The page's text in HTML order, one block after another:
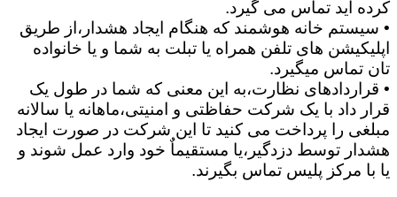
کرده اید تماس می گیرد.
• سیستم خانه هوشمند که هنگام ایجاد هشدار،از طریق
اپلیکیشن های تلفن همراه یا تبلت به شما و یا خانواده
تان تماس میگیرد.
• قراردادهای نظارت،به این معنی که شما در طول یک
قرار داد با یک شرکت حفاظتی و امنیتی،ماهانه یا سالانه
مبلغی را پرداخت می کنید تا این شرکت در صورت ایجاد
هشدار توسط دزدگیر،یا مستقیماٌ خود وارد عمل شوند و
یا با مرکز پلیس تماس بگیرند.